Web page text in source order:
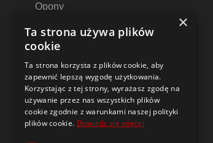
Opony
Felgi stalowe
Alufelgi
Komplety kół
Dętki motocyklowe i do skuterów
Czujniki ciśnienia TPMS
Narzędzia i poradniki
×
Ta strona używa plików
cookie
Ta strona korzysta z plików cookie, aby
zapewnić lepszą wygodę użytkowania.
Korzystając z tej strony, wyrażasz zgodę na
używanie przez nas wszystkich plików
cookie zgodnie z warunkami naszej polityki
plików cookie. Dowiedz się więcej